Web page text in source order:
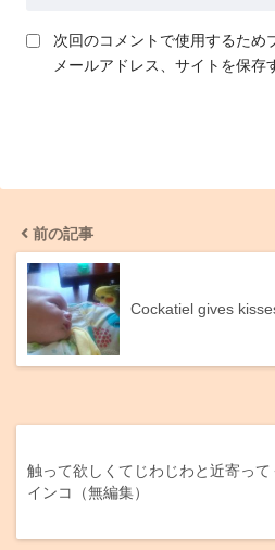
次回のコメントで使用するため
メールアドレス、サイトを保存
前の記事
Cockatiel gives
触って欲しくてじわじわと近寄って
インコ（無編集）